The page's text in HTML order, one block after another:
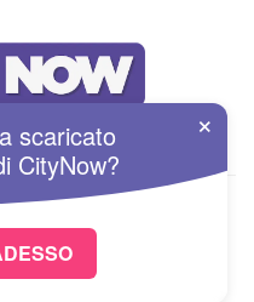
×
scaricato
CityNow?